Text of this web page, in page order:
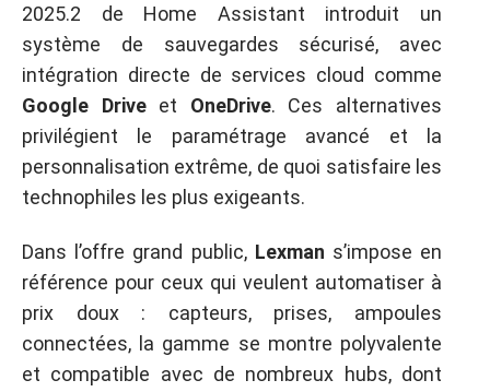
2025.2 de Home Assistant introduit un
système de sauvegardes sécurisé, avec
intégration directe de services cloud comme
Google Driveet OneDrive. Ces alternatives
privilégient le paramétrage avancé et la
personnalisation extrême, de quoi satisfaire les
technophiles les plus exigeants.
Dans l’offre grand public, Lexman s’impose en
référence pour ceux qui veulent automatiser à
prix doux : capteurs, prises, ampoules
connectées, la gamme se montre polyvalente
et compatible avec de nombreux hubs, dont